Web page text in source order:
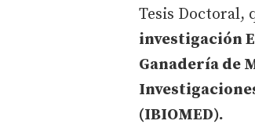
Tesis Doctoral,
investigación
Ganadería de
(IBIOMED).